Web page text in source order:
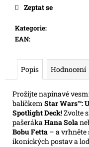
Kategorie:
EAN:
Zeptat se
Popis Hodnocení
Prožijte napínavé
balíčkem Star Wars™:
Spotlight Deck! Zvolte
pašerákaHana Sola
Bobu Fetta – a
ikonických postav a
POP!
ONE
BOA
HANCOCK
Kč